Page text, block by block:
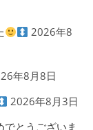
2026年8
年8月8日
2026年8月3日
とうございま